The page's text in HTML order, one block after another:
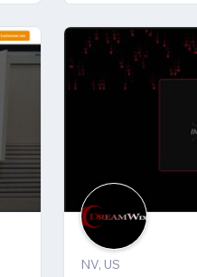
NV, US